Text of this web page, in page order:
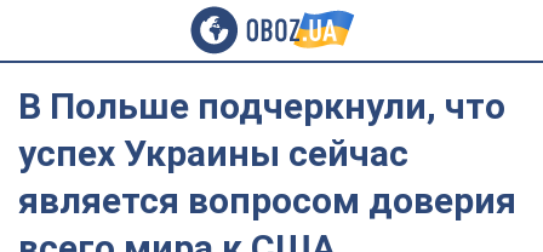
В Польше подчеркнули, что
успех Украины сейчас
является вопросом доверия